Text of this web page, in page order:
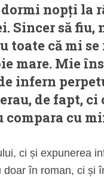
nopți la
Sincer să fiu,
toate că mi se
mare. Mie
infern
de fapt, ci
cu
ci și expunerea
în roman, ci și